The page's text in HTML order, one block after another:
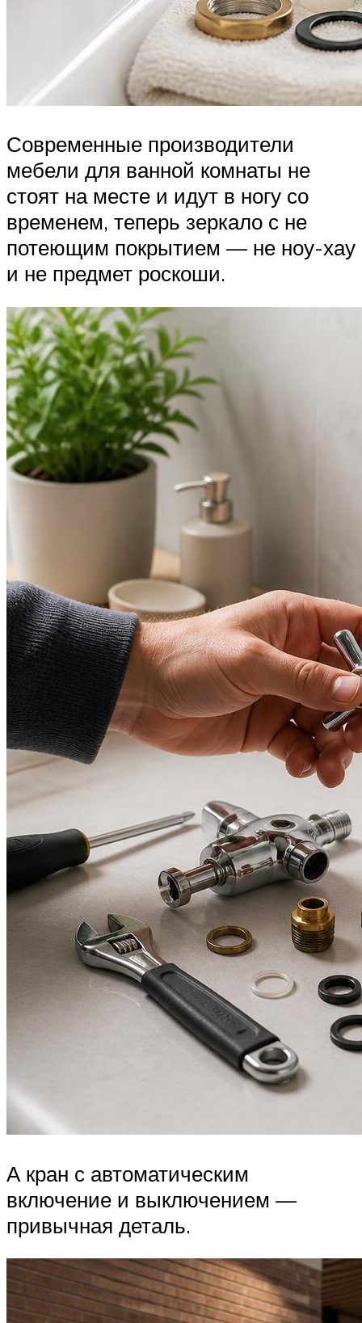
Современные производители
мебели для ванной комнаты не
стоят на месте и идут в ногу со
временем, теперь зеркало с не
потеющим покрытием — не ноу-хау
и не предмет роскоши.
А кран с автоматическим
включение и выключением —
привычная деталь.